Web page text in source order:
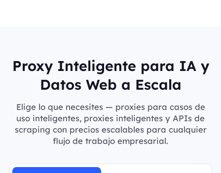
Proxy Inteligente para IA y
Datos Web a Escala
Elige lo que necesites — proxies para casos de
uso inteligentes, proxies inteligentes y APIs de
scraping con precios escalables para cualquier
flujo de trabajo empresarial.